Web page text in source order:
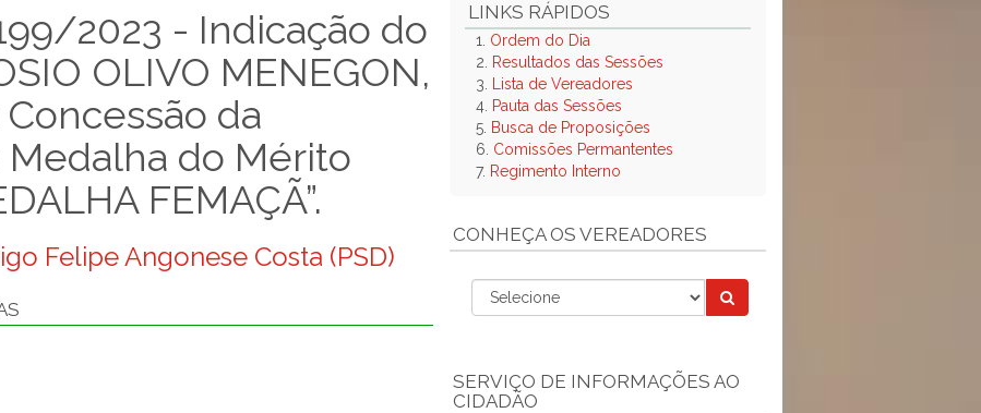
2023 - Indicação do
OLIVO MENEGON,
da
do Mérito
FEMAÇÃ”.
Felipe Angonese Costa (PSD)
LINKS RÁPIDOS
1. Ordem do Dia
2.
Resultados das Sessões
3.
Lista de Vereadores
4. Pauta das Sessões
5. Busca de Proposições
6. Comissões Permantentes
7. Regimento Interno
CONHEÇA OS VEREADORES
SERVIÇO DE INFORMAÇÕES AO
CIDADÃO